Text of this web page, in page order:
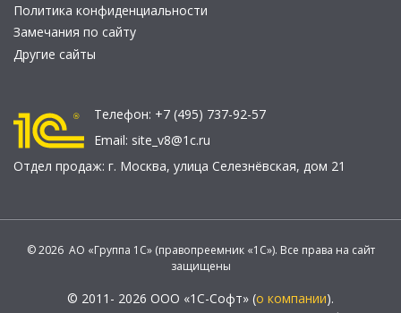
Политика конфиденциальности
Замечания по сайту
Другие сайты
Телефон: +7 (495) 737-92-57
Email: site_v8@1c.ru
Отдел продаж: г. Москва, улица Селезнёвская, дом 21
© 2026 АО «Группа 1С» (правопреемник «1С»). Все права на сайт
защищены
© 2011- 2026 ООО «1С-Софт» (о компании).